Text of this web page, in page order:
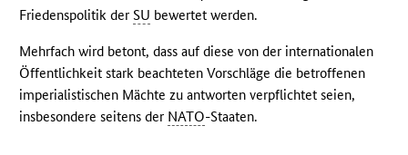
Friedenspolitik derSU bewertet werden.
Mehrfach wird betont, dass auf diese von der internationalen
Öffentlichkeit stark beachteten Vorschläge die betroffenen
imperialistischen Mächte zu antworten verpflichtet seien,
insbesondere seitens der NATO-Staaten.